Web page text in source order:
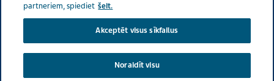
Mūsu misija ir būt
globālajiem līderiem
partneriem, spiediet šeit.
Akceptēt visus sīkfailus
Noraidīt visu